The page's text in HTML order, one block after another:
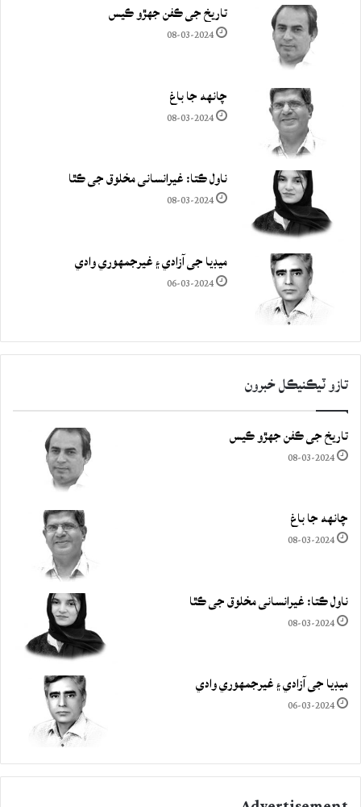
تاريخ جي ڪفن جھڙو ڪيس
08-03-2024
چانهه جا باغ
08-03-2024
ناول ڪتا: غيرانساني مخلوق جي ڪٿا
08-03-2024
ميڊيا جي آزادي ۽ غيرجمھوري وادي
06-03-2024
تازو ٽيڪنيڪل خبرون
تاريخ جي ڪفن جھڙو ڪيس
08-03-2024
چانهه جا باغ
08-03-2024
ناول ڪتا: غيرانساني مخلوق جي ڪٿا
08-03-2024
ميڊيا جي آزادي ۽ غيرجمھوري وادي
06-03-2024